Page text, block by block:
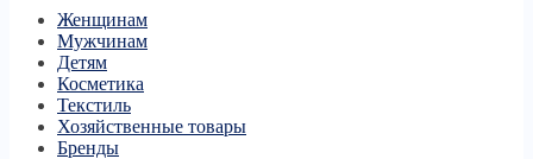
Женщинам
Мужчинам
Детям
Косметика
Текстиль
Хозяйственные товары
Бренды